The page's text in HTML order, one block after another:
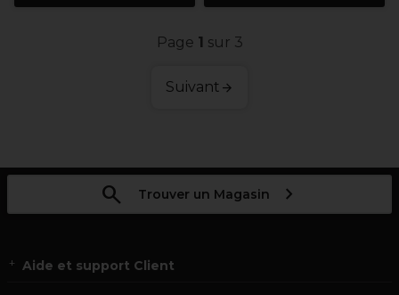
Page 1 sur 3
Suivant
Trouver un Magasin
Aide et support Client